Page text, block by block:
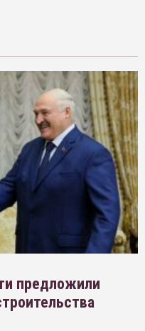
предложили